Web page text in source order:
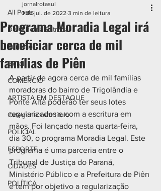
All Posts
De Olho na Estrada
Turismo
Geral
COMÉRCIO
ARTISTA EM DESTAQUE
Categoria sem título
POLICIAL
ESPORTE
CIDADES
POLÍTICA
Programa Moradia Legal irá
beneficiar cerca de mil
famílias de Piên
jornalrotasul
1 de jul. de 2022 3 min de leitura
A partir de agora cerca de mil famílias
moradoras do bairro de Trigolândia e
Ponte Alta poderão ter seus lotes
regularizados e com a escritura em
mãos. Foi lançado nesta quarta-feira,
dia 30, o programa Moradia Legal. Este
programa é uma parceria entre o
Tribunal de Justiça do Paraná,
Ministério Público e a Prefeitura de Piên
e tem por objetivo a regularização